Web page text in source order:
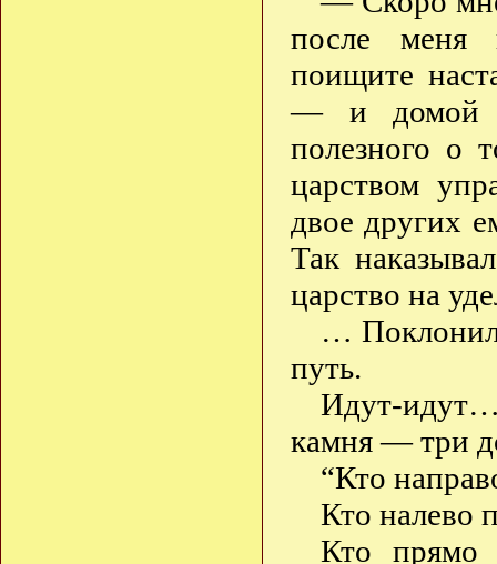
после меня
поищите
— и домой
полезного о
царством
двое других
Так
царство на
…
путь.
Идут-
камня — три
“Кто
Кто налево
Кто